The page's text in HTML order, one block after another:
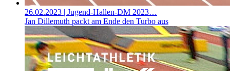
26.02.2023 | Jugend-Hallen-DM 2023…
Jan Dillemuth packt am Ende den Turbo aus